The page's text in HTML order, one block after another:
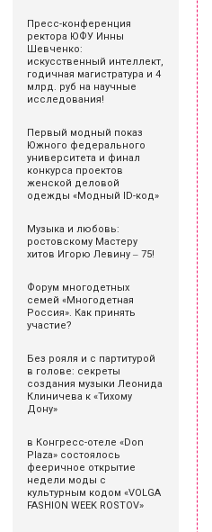
Пресс-конференция
ректора ЮФУ Инны
Шевченко:
искусственный интеллект,
годичная магистратура и 4
млрд. руб на научные
исследования!
Первый модный показ
Южного федерального
университета и финал
конкурса проектов
женской деловой
одежды «Модный ID-код»
Музыка и любовь:
ростовскому Мастеру
хитов Игорю Левину ‒ 75!
Форум многодетных
семей «Многодетная
Россия». Как принять
участие?
Без рояля и с партитурой
в голове: секреты
создания музыки Леонида
Клиничева к «Тихому
Дону»
в Конгресс-отеле «Don
Plaza» состоялось
фееричное открытие
недели моды с
культурным кодом «VOLGA
FASHION WEEK ROSTOV»